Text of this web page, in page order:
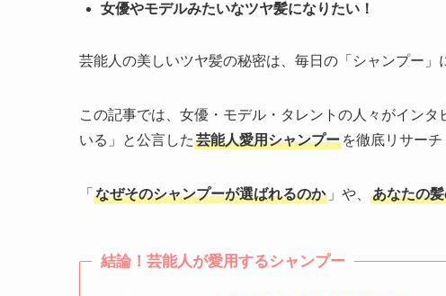
女優やモデルみたいなツヤ髪になりたい！
芸能人の美しいツヤ髪の秘密は、毎日の「シャンプー」
この記事では、女優・モデル・タレントの人々がイン
いる」と公言した 芸能人愛用シャンプー を徹底リサーチ
「 なぜそのシャンプーが選ばれるのか 」や、 あなたの
結論！芸能人が愛用するシャンプー